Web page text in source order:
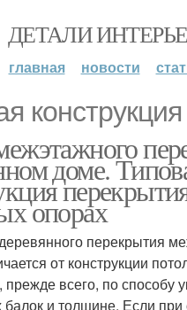
ДЕТАЛИ
главная новости
конструкция
доме.
опорах
перекрытия
от конструкции
всего, по способу
и толщине. Если при